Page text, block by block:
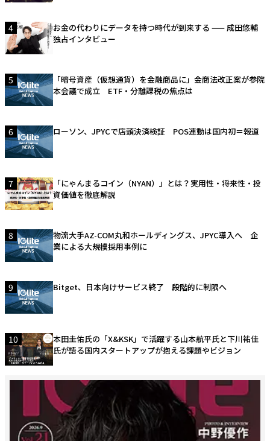
4
お金の代わりにデータを持つ時代が到来する —— 成田悠輔
独占インタビュー
5
「暗号資産（仮想通貨）を金融商品に」金商法改正案が参院
本会議で成立 ETF・分離課税の焦点は
6 ローソン、JPYCで店頭決済検証 POS連動は国内初＝報道
7
「にゃんまるコイン（NYAN）」とは？実用性・将来性・投
資価値を徹底解説
8
物流大手AZ-COM丸和ホールディングス、JPYC導入へ 企
業による大規模採用事例に
9 Bitget、日本向けサービス終了 段階的に制限へ
10
本田圭佑氏の「X&KSK」で活躍する山本航平氏と下川祐佳
氏が語る国内スタートアップが抱える課題やビジョン